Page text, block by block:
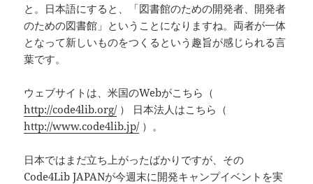
と。日本語にすると、「図書館のための開発者、開発者
のための図書館」ということになりますね。両者が一体
となって新しいものをつくるという趣旨が感じられる言
葉です。
ウェブサイトは、米国のWebがこちら（
http://code4lib.org/） 日本法人はこちら（
http://www.code4lib.jp/）。
日本ではまだ立ち上がったばかりですが、その
Code4Lib JAPANが今週末に開発キャンプイベントを実